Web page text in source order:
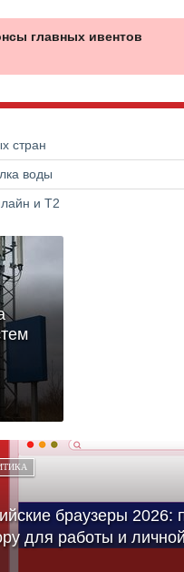
главных ивентов
стран
воды
и Т2
браузеры 2026:
для работы и